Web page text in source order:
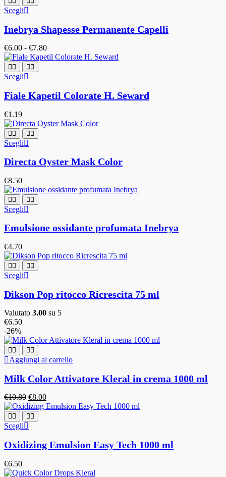
Scegli
Inebrya Shapesse Permanente Capelli
€6.00 - €7.80
Scegli
Fiale Kapetil Colorate H. Seward
€1.19
Scegli
Directa Oyster Mask Color
€8.50
Scegli
Emulsione ossidante profumata Inebrya
€4.70
Scegli
Dikson Pop ritocco Ricrescita 75 ml
Valutato 3.00 su 5
€6.50
-26%
Aggiungi al carrello
Milk Color Attivatore Kleral in crema 1000 ml
€10.80 €8.00
Scegli
Oxidizing Emulsion Easy Tech 1000 ml
€6.50